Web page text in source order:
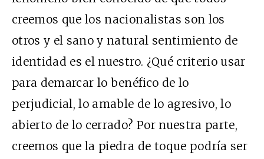
creemos que los nacionalistas son los
otros y el sano y natural sentimiento de
identidad es el nuestro. ¿Qué criterio usar
para demarcar lo benéfico de lo
perjudicial, lo amable de lo agresivo, lo
abierto de lo cerrado? Por nuestra parte,
creemos que la piedra de toque podría ser